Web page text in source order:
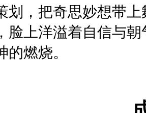
划，把奇思妙想带
脸上洋溢着自信与
的燃烧。